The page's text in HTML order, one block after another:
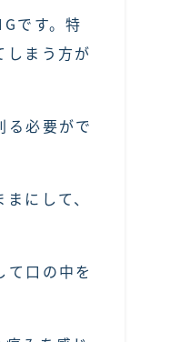
です。特
しまう方が
る必要がで
にして、
口の中を